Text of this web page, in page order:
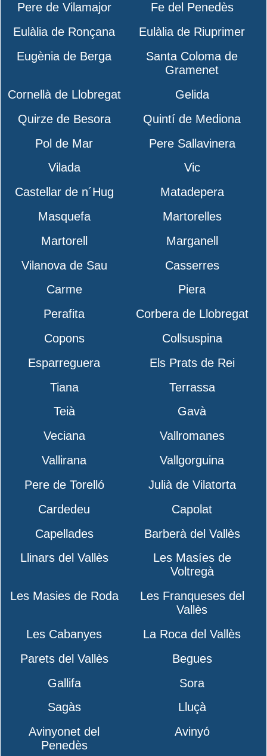
Pere de Vilamajor
Fe del Penedès
Eulàlia de Ronçana
Eulàlia de Riuprimer
Eugènia de Berga
Santa Coloma de
Gramenet
Cornellà de Llobregat
Gelida
Quirze de Besora
Quintí de Mediona
Pol de Mar
Pere Sallavinera
Vilada
Vic
Castellar de n´Hug
Matadepera
Masquefa
Martorelles
Martorell
Marganell
Vilanova de Sau
Casserres
Carme
Piera
Perafita
Corbera de Llobregat
Copons
Collsuspina
Esparreguera
Els Prats de Rei
Tiana
Terrassa
Teià
Gavà
Veciana
Vallromanes
Vallirana
Vallgorguina
Pere de Torelló
Julià de Vilatorta
Cardedeu
Capolat
Capellades
Barberà del Vallès
Llinars del Vallès
Les Masíes de
Voltregà
Les Masies de Roda
Les Franqueses del
Vallès
Les Cabanyes
La Roca del Vallès
Parets del Vallès
Begues
Gallifa
Sora
Sagàs
Lluçà
Avinyonet del
Penedès
Avinyó